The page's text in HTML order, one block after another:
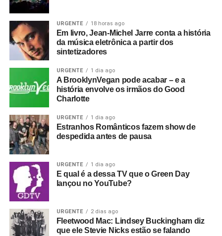
URGENTE 18 horas ago
Em livro, Jean-Michel Jarre conta a história
da música eletrônica a partir dos
sintetizadores
URGENTE 1 dia ago
A BrooklynVegan pode acabar – e a
história envolve os irmãos do Good
Charlotte
URGENTE 1 dia ago
Estranhos Românticos fazem show de
despedida antes de pausa
URGENTE 1 dia ago
E qual é a dessa TV que o Green Day
lançou no YouTube?
URGENTE 2 dias ago
Fleetwood Mac: Lindsey Buckingham diz
que ele Stevie Nicks estão se falando